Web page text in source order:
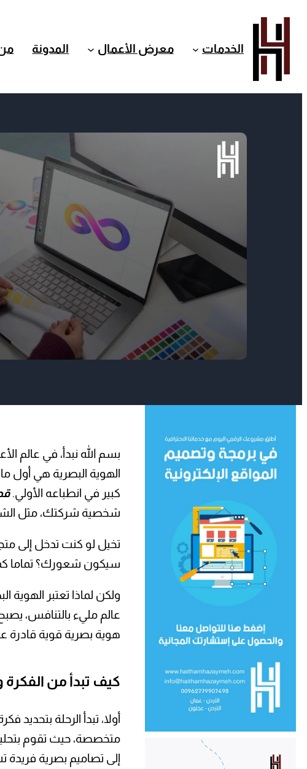
الخدمات معرض الأعمال المدونة
بسم الله نبدأ، في عالم
الهوية البصرية هي أول
كبير في انطباعه الأولي.
شخصية شركتك، مثل
تخيل لو كنت تدخل إلى
سيكون شعورك؟ تماما
ولكن لماذا تعتبر الهوية
عالم مليء بالتنافس،
هوية بصرية قوية قادرة
كيف تبدأ من الفكرة
أولا، تبدأ الرحلة
متخصصة، حيث تقوم
إلى تصاميم بصرية